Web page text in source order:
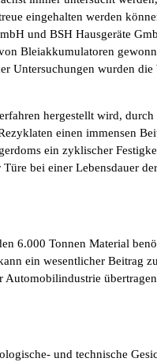
eingehalten werden
und BSH Hausgeräte
Bleiakkumulatoren
Untersuchungen wurden
hergestellt wird,
einen immensen
ein zyklischer
bei einer Lebensdauer
6.000 Tonnen Material
ein wesentlicher Beitrag
und technische